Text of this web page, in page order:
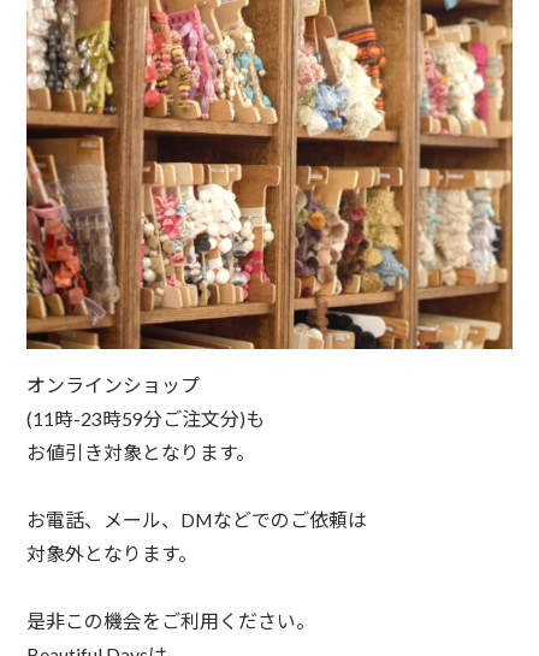
オンラインショップ⁠
(11時-23時59分ご注文分)も⁠
お値引き対象となります。⁠
お電話、メール、DMなどでのご依頼は⁠
対象外となります。⁠
是非この機会をご利用ください。⁠